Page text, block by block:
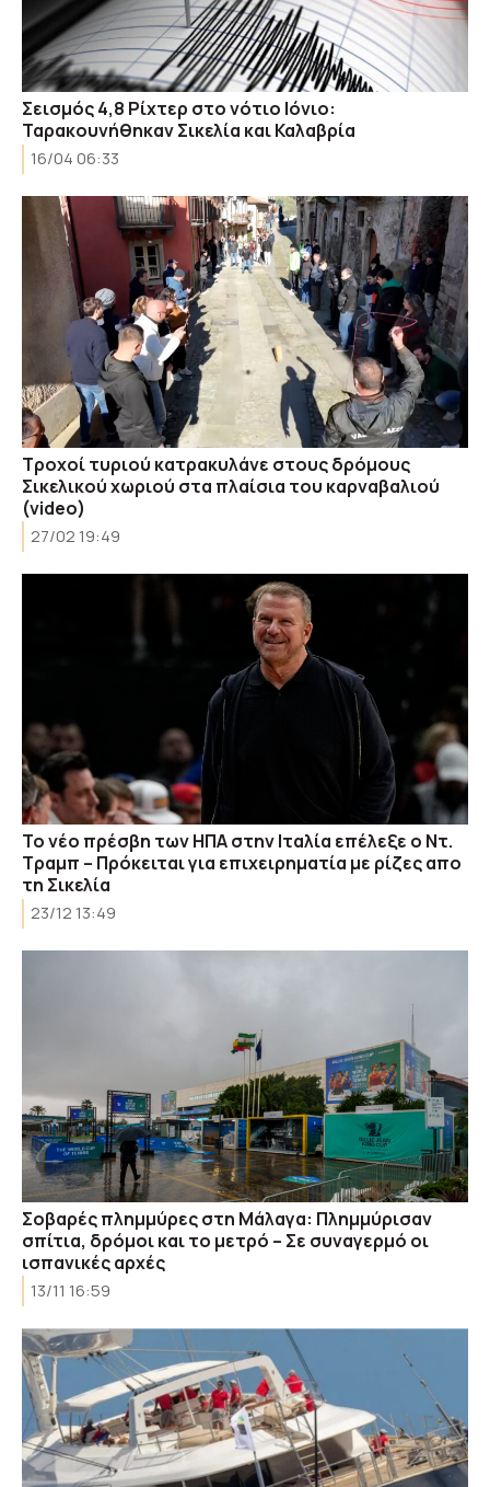
Σεισμός 4,8 Ρίχτερ στο νότιο Ιόνιο:
Ταρακουνήθηκαν Σικελία και Καλαβρία
16/04 06:33
Τροχοί τυριού κατρακυλάνε στους δρόμους
Σικελικού χωριού στα πλαίσια του καρναβαλιού
(video)
27/02 19:49
Το νέο πρέσβη των ΗΠΑ στην Ιταλία επέλεξε ο Ντ.
Τραμπ – Πρόκειται για επιχειρηματία με ρίζες απο
τη Σικελία
23/12 13:49
Σοβαρές πλημμύρες στη Μάλαγα: Πλημμύρισαν
σπίτια, δρόμοι και το μετρό – Σε συναγερμό οι
ισπανικές αρχές
13/11 16:59